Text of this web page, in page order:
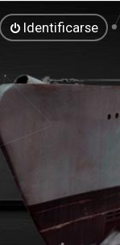
Identificarse